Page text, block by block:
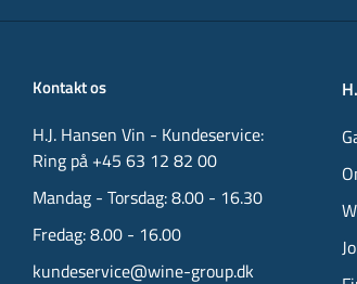
Kontakt os
H.J. Hansen Vin - Kundeservice:
Ring på +45 63 12 82 00
Mandag - Torsdag: 8.00 - 16.30
Fredag: 8.00 - 16.00
kundeservice@wine-group.dk